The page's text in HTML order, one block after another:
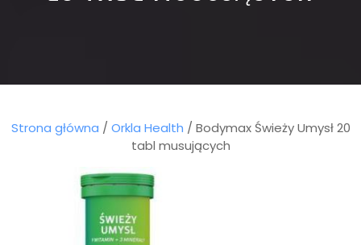
Strona główna / Orkla Health / Bodymax Świeży Umysł 20
tabl musujących